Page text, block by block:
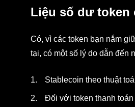
Liệu số dư token
Có, vì các token bạn nắm
tại, có một số lý do dẫn đến
Stablecoin theo thuật
Đối với token thanh